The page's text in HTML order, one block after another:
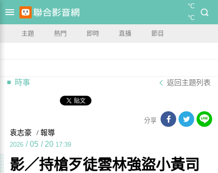
°C
°C
主題 熱門 即時 直播 節目
時事 返回主題列表
分享
袁志豪 / 報導
2026 / 05 / 20 17:39
影／持槍歹徒雲林強盜小黃司